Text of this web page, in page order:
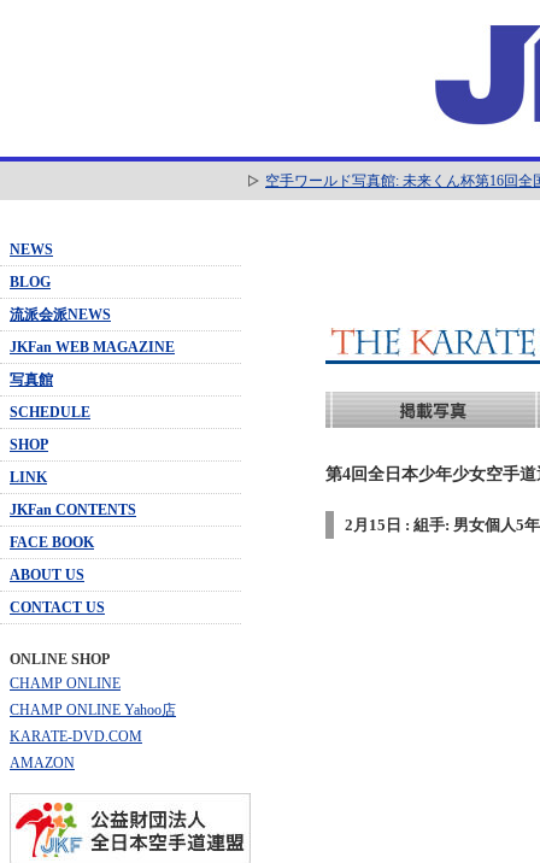
空手ワールド写真館: 未来くん杯第16回
NEWS
BLOG
流派会派NEWS
JKFan WEB MAGAZINE
写真館
SCHEDULE
SHOP
LINK
JKFan CONTENTS
FACE BOOK
ABOUT US
CONTACT US
ONLINE SHOP
CHAMP ONLINE
CHAMP ONLINE Yahoo店
KARATE-DVD.COM
AMAZON
第4回全日本少年少女空手
2月15日 : 組手: 男女個人5